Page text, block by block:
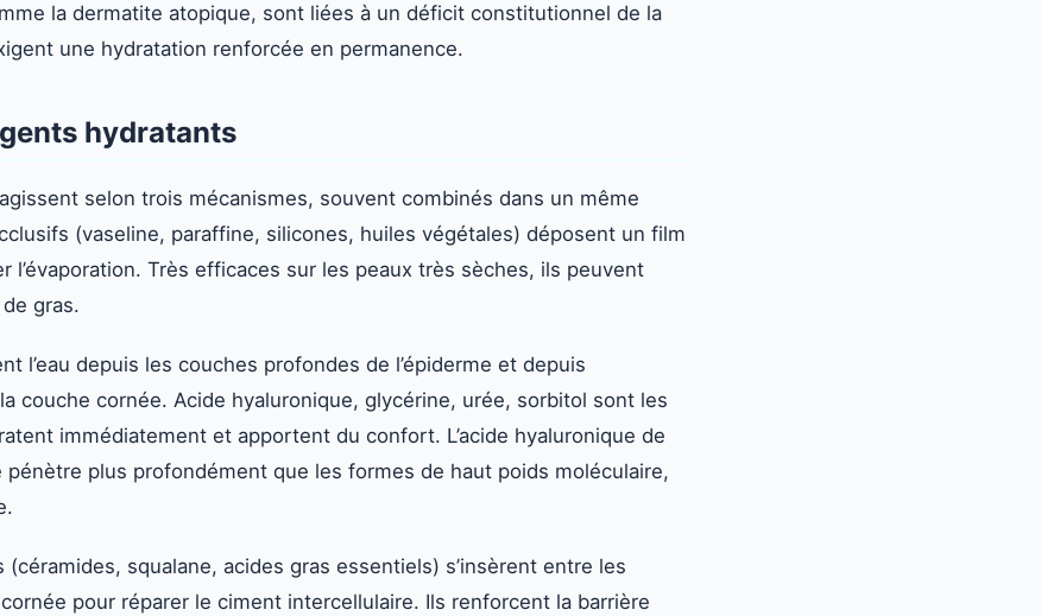
la dermatite atopique, sont liées à un déficit constitutionnel de la
une hydratation renforcée en permanence.
hydratants
selon trois mécanismes, souvent combinés dans un même
(vaseline, paraffine, silicones, huiles végétales) déposent un film
l’évaporation. Très efficaces sur les peaux très sèches, ils peuvent
gras.
l’eau depuis les couches profondes de l’épiderme et depuis
couche cornée. Acide hyaluronique, glycérine, urée, sorbitol sont les
immédiatement et apportent du confort. L’acide hyaluronique de
pénètre plus profondément que les formes de haut poids moléculaire,
squalane, acides gras essentiels) s’insèrent entre les
pour réparer le ciment intercellulaire. Ils renforcent la barrière